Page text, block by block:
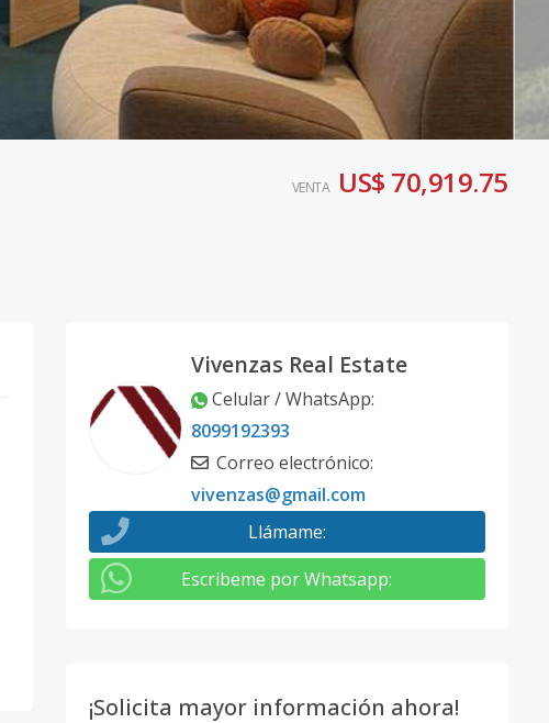
VENTA US$ 70,919.75
Vivenzas Real Estate
Celular / WhatsApp:
8099192393
Correo electrónico:
vivenzas@gmail.com
Llámame:
Escribeme por Whatsapp:
¡Solicita mayor información ahora!